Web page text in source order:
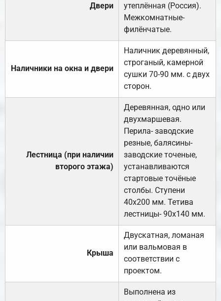
Двери
утеплённая (Россия).
Межкомнатные-
филёнчатые.
Наличники на окна и двери
Наличник деревянный,
строганый, камерной
сушки 70-90 мм. с двух
сторон.
Лестница (при наличии
второго этажа)
Деревянная, одно или
двухмаршевая.
Перила- заводские
резные, балясины-
заводские точеные,
устанавливаются
стартовые точёные
столбы. Ступени
40х200 мм. Тетива
лестницы- 90х140 мм.
Крыша
Двускатная, ломаная
или вальмовая в
соответствии с
проектом.
Выполнена из